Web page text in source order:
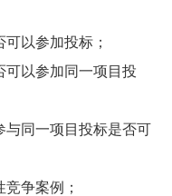
可以参加投标；
可以参加同一项目投
与同一项目投标是否可
争案例；